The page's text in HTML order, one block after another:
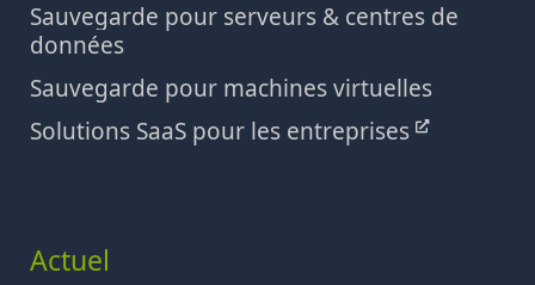
Sauvegarde pour serveurs & centres de
données
Sauvegarde pour machines virtuelles
Solutions SaaS pour les entreprises
Actuel